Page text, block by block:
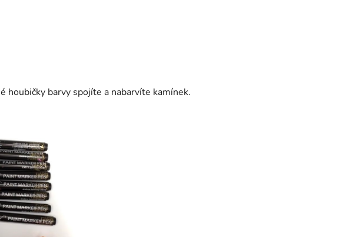
houbičky barvy spojíte a nabarvíte kamínek.